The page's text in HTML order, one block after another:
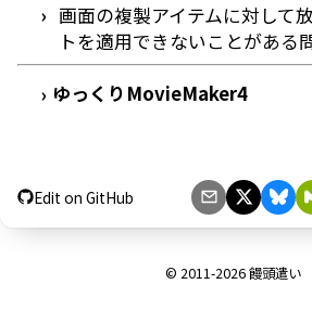
画面の複製アイテムに対して
トを適用できないことがある
› ゆっくりMovieMaker4
Edit on GitHub
© 2011-2026饅頭遣い